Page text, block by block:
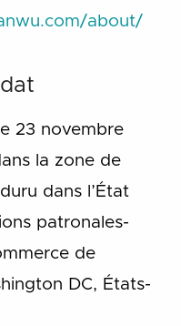
about/
23 novembre
la zone de
dans l’État
patronales-
de
DC, États-